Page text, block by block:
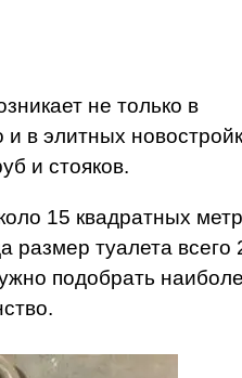
не только в
в элитных
и стояков.
15 квадратных
размер туалета всего
подобрать